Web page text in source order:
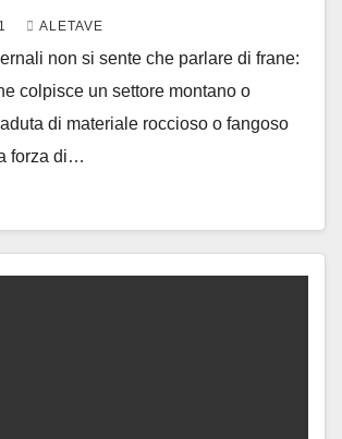
ALETAVE
non si sente che parlare di frane:
colpisce un settore montano o
di materiale roccioso o fangoso
forza di…